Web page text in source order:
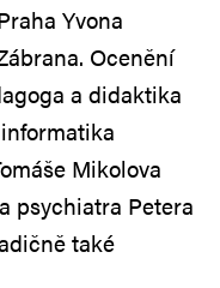
Yvona
Ocenění
a didaktika
Mikolova
psychiatra Petera
také